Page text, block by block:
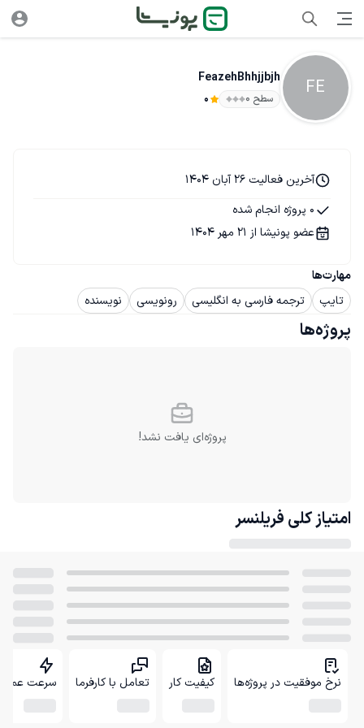
FE
FeazehBhhjjbjh
سطح ۰ 0
مهارت‌ها
تایپ
ترجمه فارسی به انگلیسی رونویسی نویسنده
آخرین فعالیت 26 آبان 1404
0 پروژه انجام شده
عضو پونیشا از 21 مهر 1404
پروژه‌ها
پروژه‌ای یافت نشد!
امتیاز کلی فریلنسر
نرخ موفقیت در پروژه‌ها کیفیت کار تعامل با کارفرما سرعت عمل